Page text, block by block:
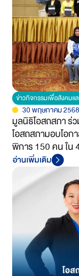
ข่าวกิจกรรมเพื่อสังคมแ
30 พฤษภาคม 2568
มูลนิธิโอสถสภา ร่
โอสถสภามอบโอ
พิการ 150 คน ใน
อ่านเพิ่มเติม